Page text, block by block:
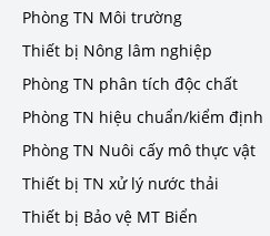
Phòng TN Môi trường
Thiết bị Nông lâm nghiệp
Phòng TN phân tích độc chất
Phòng TN hiệu chuẩn/kiểm định
Phòng TN Nuôi cấy mô thực vật
Thiết bị TN xử lý nước thải
Thiết bị Bảo vệ MT Biển